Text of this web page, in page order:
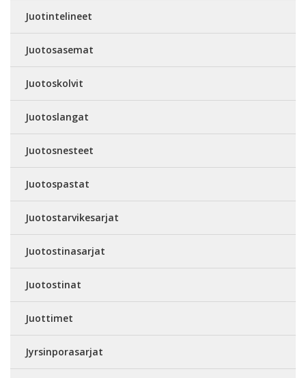
Juotintelineet
Juotosasemat
Juotoskolvit
Juotoslangat
Juotosnesteet
Juotospastat
Juotostarvikesarjat
Juotostinasarjat
Juotostinat
Juottimet
Jyrsinporasarjat